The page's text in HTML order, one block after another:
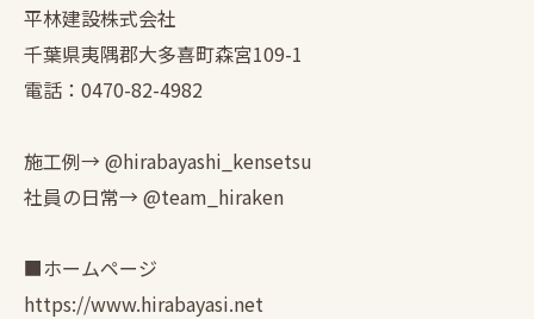
平林建設株式会社
千葉県夷隅郡大多喜町森宮109-1
電話：0470-82-4982
施工例→ @hirabayashi_kensetsu
社員の日常→ @team_hiraken
■ホームページ
https://www.hirabayasi.net